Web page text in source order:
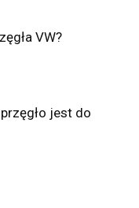
VW?
jest do